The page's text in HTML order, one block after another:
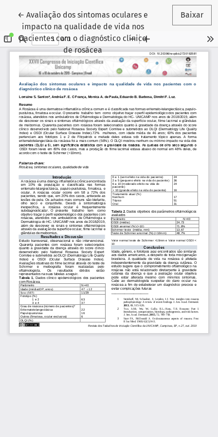
←Voltar aos Detalhes do Artigo
Avaliação dos sintomas oculares e
impacto na qualidade de vida nos
pacientes com o diagnóstico clínico
de rosácea
Baixar